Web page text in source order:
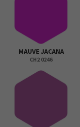
MAUVE JACANA
CH2 0246